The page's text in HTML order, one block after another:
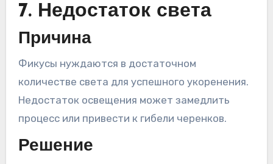
7. Недостаток света
Причина
Фикусы нуждаются в достаточном
количестве света для успешного укоренения.
Недостаток освещения может замедлить
процесс или привести к гибели черенков.
Решение